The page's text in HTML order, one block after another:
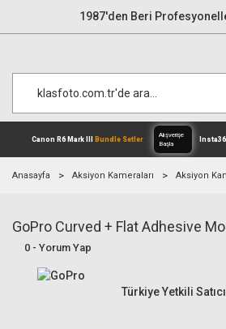
1987'den Beri
Canon R6 Mark IIIBundle
Anasayfa Aksiyon Kameraları Aksiyon
GoPro Curved + Flat Adhesive
0 - Yorum Yap
Türkiye Yetkili